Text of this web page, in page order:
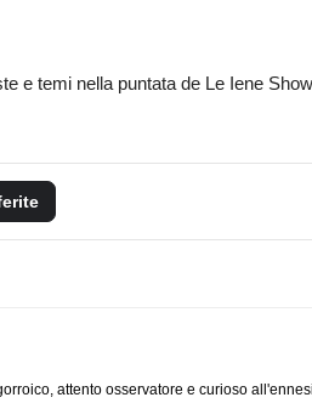
e temi nella puntata de Le Iene
attento osservatore e curioso